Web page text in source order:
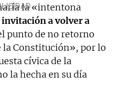
la «intentona
a volver a
punto de no retorno
la Constitución», por lo
cívica de la
la hecha en su día